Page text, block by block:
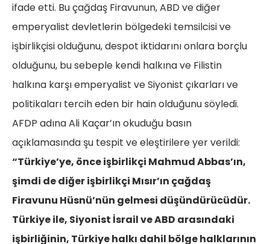
ifade etti. Bu çağdaş Firavunun, ABD ve diğer
emperyalist devletlerin bölgedeki temsilcisi ve
işbirlikçisi olduğunu, despot iktidarını onlara borçlu
olduğunu, bu sebeple kendi halkına ve Filistin
halkına karşı emperyalist ve Siyonist çıkarları ve
politikaları tercih eden bir hain olduğunu söyledi.
AFDP adına Ali Kaçar’ın okuduğu basın
açıklamasında şu tespit ve eleştirilere yer verildi:
“Türkiye’ye, önce işbirlikçi Mahmud Abbas’ın,
şimdi de diğer işbirlikçi Mısır’ın çağdaş
Firavunu Hüsnü’nün gelmesi düşündürücüdür.
Türkiye ile, Siyonist İsrail ve ABD arasındaki
işbirliğinin, Türkiye halkı dahil bölge halklarının